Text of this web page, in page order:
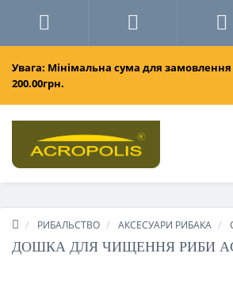
Увага: Мінімальна сума для замовлення
200.00грн.
РИБАЛЬСТВО АКСЕСУАРИ РИБАКА
ДОШКА ДЛЯ ЧИЩЕННЯ РИБИ